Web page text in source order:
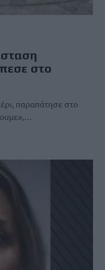
στο
παραπάτησε στο